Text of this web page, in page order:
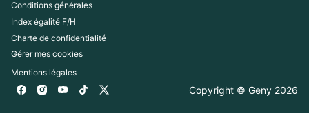
Conditions générales
Index égalité F/H
Charte de confidentialité
Gérer mes cookies
Mentions légales
Copyright © Geny 2026